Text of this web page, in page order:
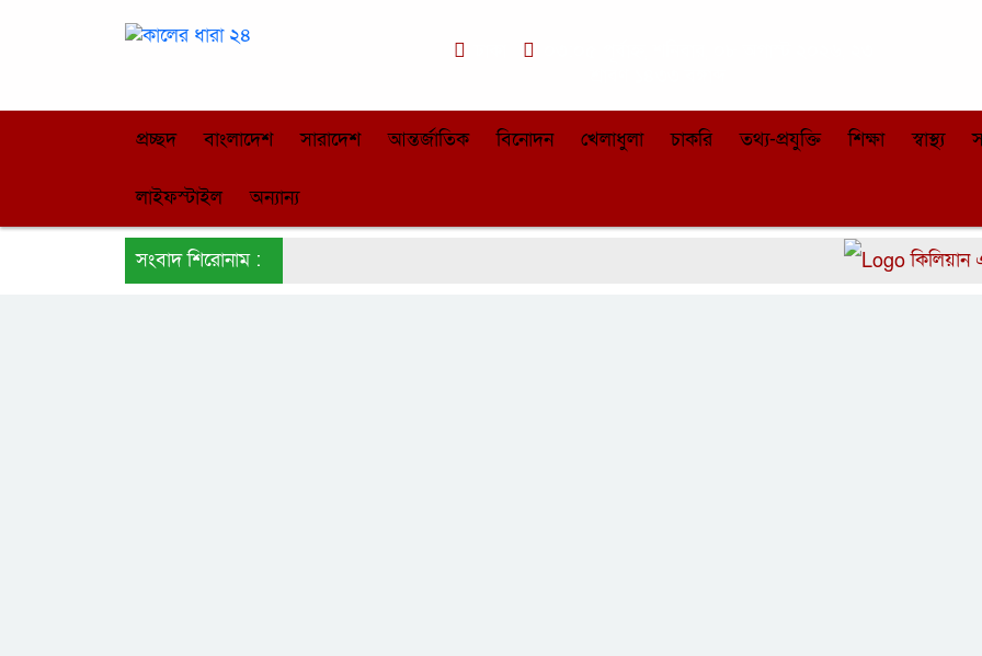
প্রচ্ছদ বাংলাদেশ সারাদেশ আন্তর্জাতিক বিনোদন খেলাধুলা চাকরি তথ্য-প্রযুক্তি শিক্ষা স্বাস্থ্য
লাইফস্টাইল অন্যান্য
সংবাদ শিরোনাম : কিলিয়ান